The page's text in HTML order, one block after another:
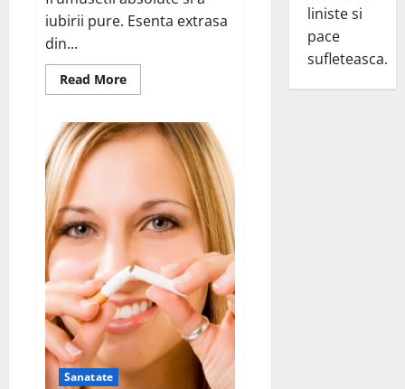
iubirii pure. Esenta extrasa
din...
Read MoreRead
more
trandafirului
rosa
mosqueta
Sanatate
liniste si
pace
sufleteasca.